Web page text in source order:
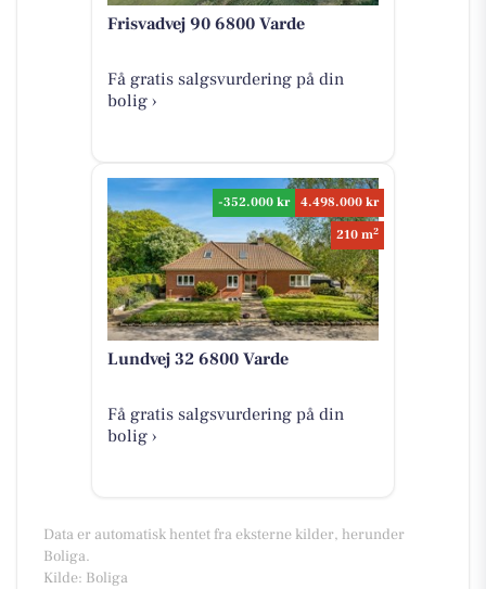
Frisvadvej 90 6800 Varde
Få gratis salgsvurdering på din
bolig ›
-352.000 kr
4.498.000 kr
210 m2
Lundvej 32 6800 Varde
Få gratis salgsvurdering på din
bolig ›
Data er automatisk hentet fra eksterne kilder, herunder
Boliga.
Kilde: Boliga